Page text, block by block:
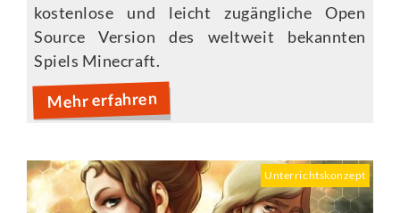
kostenlose und leicht zugängliche Open
Source Version des weltweit bekannten
Spiels Minecraft.
Mehr erfahren
Unterrichtskonzept